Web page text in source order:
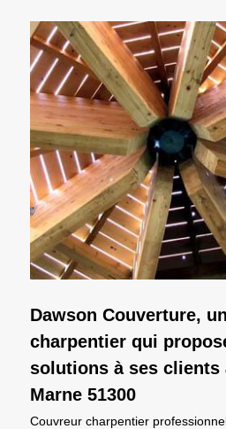
Dawson Couverture,
charpentier qui
solutions à ses clients
Marne 51300
Couvreur charpentier